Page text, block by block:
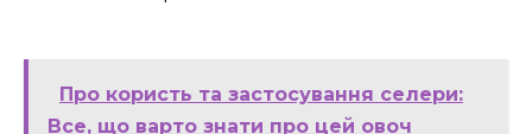
Про користь та застосування селери:
Все, що варто знати про цей овоч